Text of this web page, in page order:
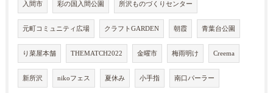
入間市 彩の国入間公園 所沢ものづくりセンター
元町コミュニティ広場 クラフトGARDEN 朝霞 青葉台公園
り菜屋本舗 THEMATCH2022 金曜市 梅雨明け Creema
新所沢 nikoフェス 夏休み 小手指 南口パーラー